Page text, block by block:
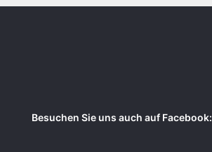
Besuchen Sie uns auch auf Facebook: